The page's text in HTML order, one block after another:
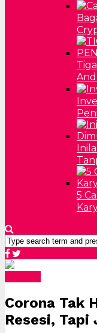
5
Corona Tak
Resesi, Tapi